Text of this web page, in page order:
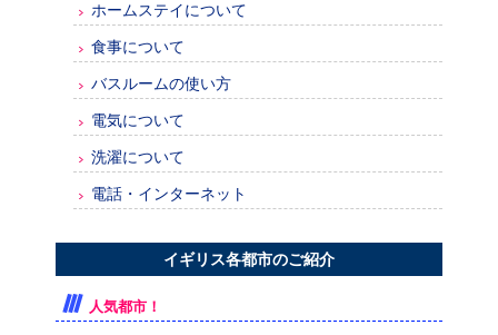
ホームステイについて
食事について
バスルームの使い方
電気について
洗濯について
電話・インターネット
イギリス各都市のご紹介
人気都市！